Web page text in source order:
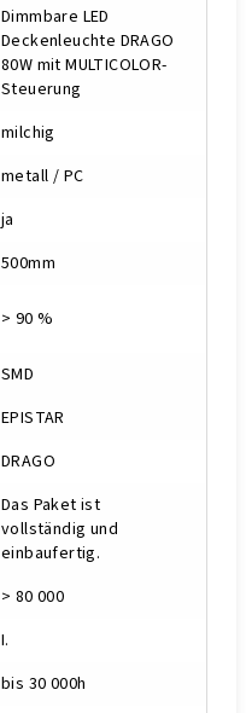
Dimmbare LED
Deckenleuchte DRAGO
80W mit MULTICOLOR-
Steuerung
milchig
metall / PC
ja
500mm
> 90 %
SMD
EPISTAR
DRAGO
Das Paket ist
vollständig und
einbaufertig.
> 80 000
I.
bis 30 000h